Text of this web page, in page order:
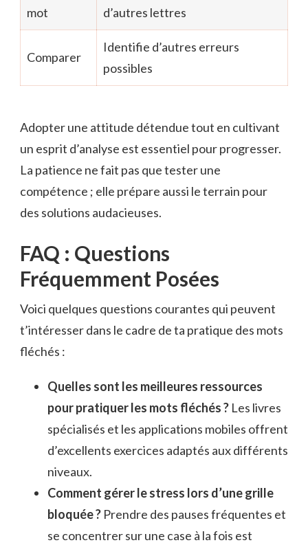
mot
d’autres lettres
Comparer
Identifie d’autres erreurs
possibles
Adopter une attitude détendue tout en cultivant
un esprit d’analyse est essentiel pour progresser.
La patience ne fait pas que tester une
compétence ; elle prépare aussi le terrain pour
des solutions audacieuses.
FAQ : Questions
Fréquemment Posées
Voici quelques questions courantes qui peuvent
t’intéresser dans le cadre de ta pratique des mots
fléchés :
Quelles sont les meilleures ressources
pour pratiquer les mots fléchés ? Les livres
spécialisés et les applications mobiles offrent
d’excellents exercices adaptés aux différents
niveaux.
Comment gérer le stress lors d’une grille
bloquée ? Prendre des pauses fréquentes et
se concentrer sur une case à la fois est